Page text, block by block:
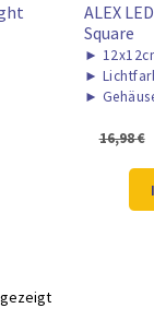
ALEX
Square
►
►
►
16,98€